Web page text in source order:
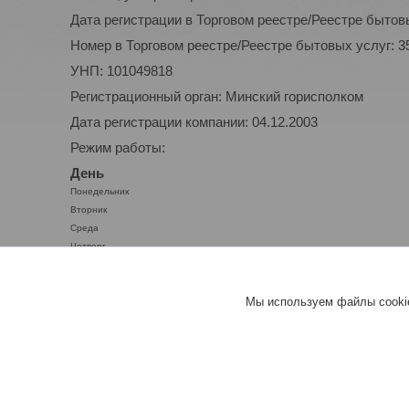
Дата регистрации в Торговом реестре/Реестре
Номер в Торговом реестре/Реестре бытовых услуг:
УНП: 101049818
Регистрационный орган: Минский горисполком
Дата регистрации компании: 04.12.2003
Режим работы:
День
Понедельник
Вторник
Среда
Четверг
Мы используем файлы